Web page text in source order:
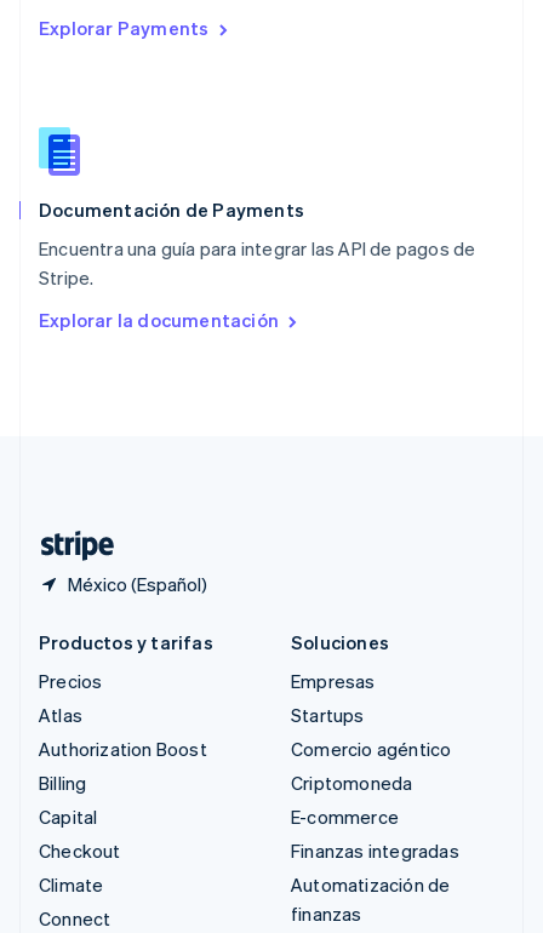
Explorar Payments
Documentación de Payments
Encuentra una guía para integrar las API de pagos de
Stripe.
Explorar la documentación
México (Español)
NederlandsEnglish
Português
RAE de Hong Kong, China
Reino Unido
República Checa
English
English
Productos y tarifas
Precios
Atlas
Authorization Boost
Billing
Capital
Checkout
Climate
Connect
Soluciones
Empresas
Startups
Comercio agéntico
Criptomoneda
E-commerce
Finanzas integradas
Automatización de
finanzas